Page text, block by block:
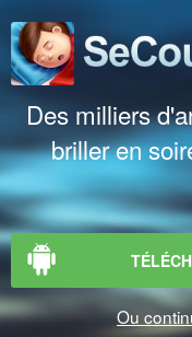
Des milliers
briller en
Ou